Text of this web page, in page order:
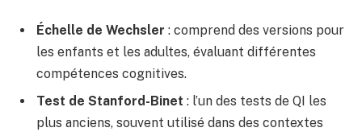
Échelle de Wechsler : comprend des versions pour
les enfants et les adultes, évaluant différentes
compétences cognitives.
Test de Stanford-Binet : l’un des tests de QI les
plus anciens, souvent utilisé dans des contextes